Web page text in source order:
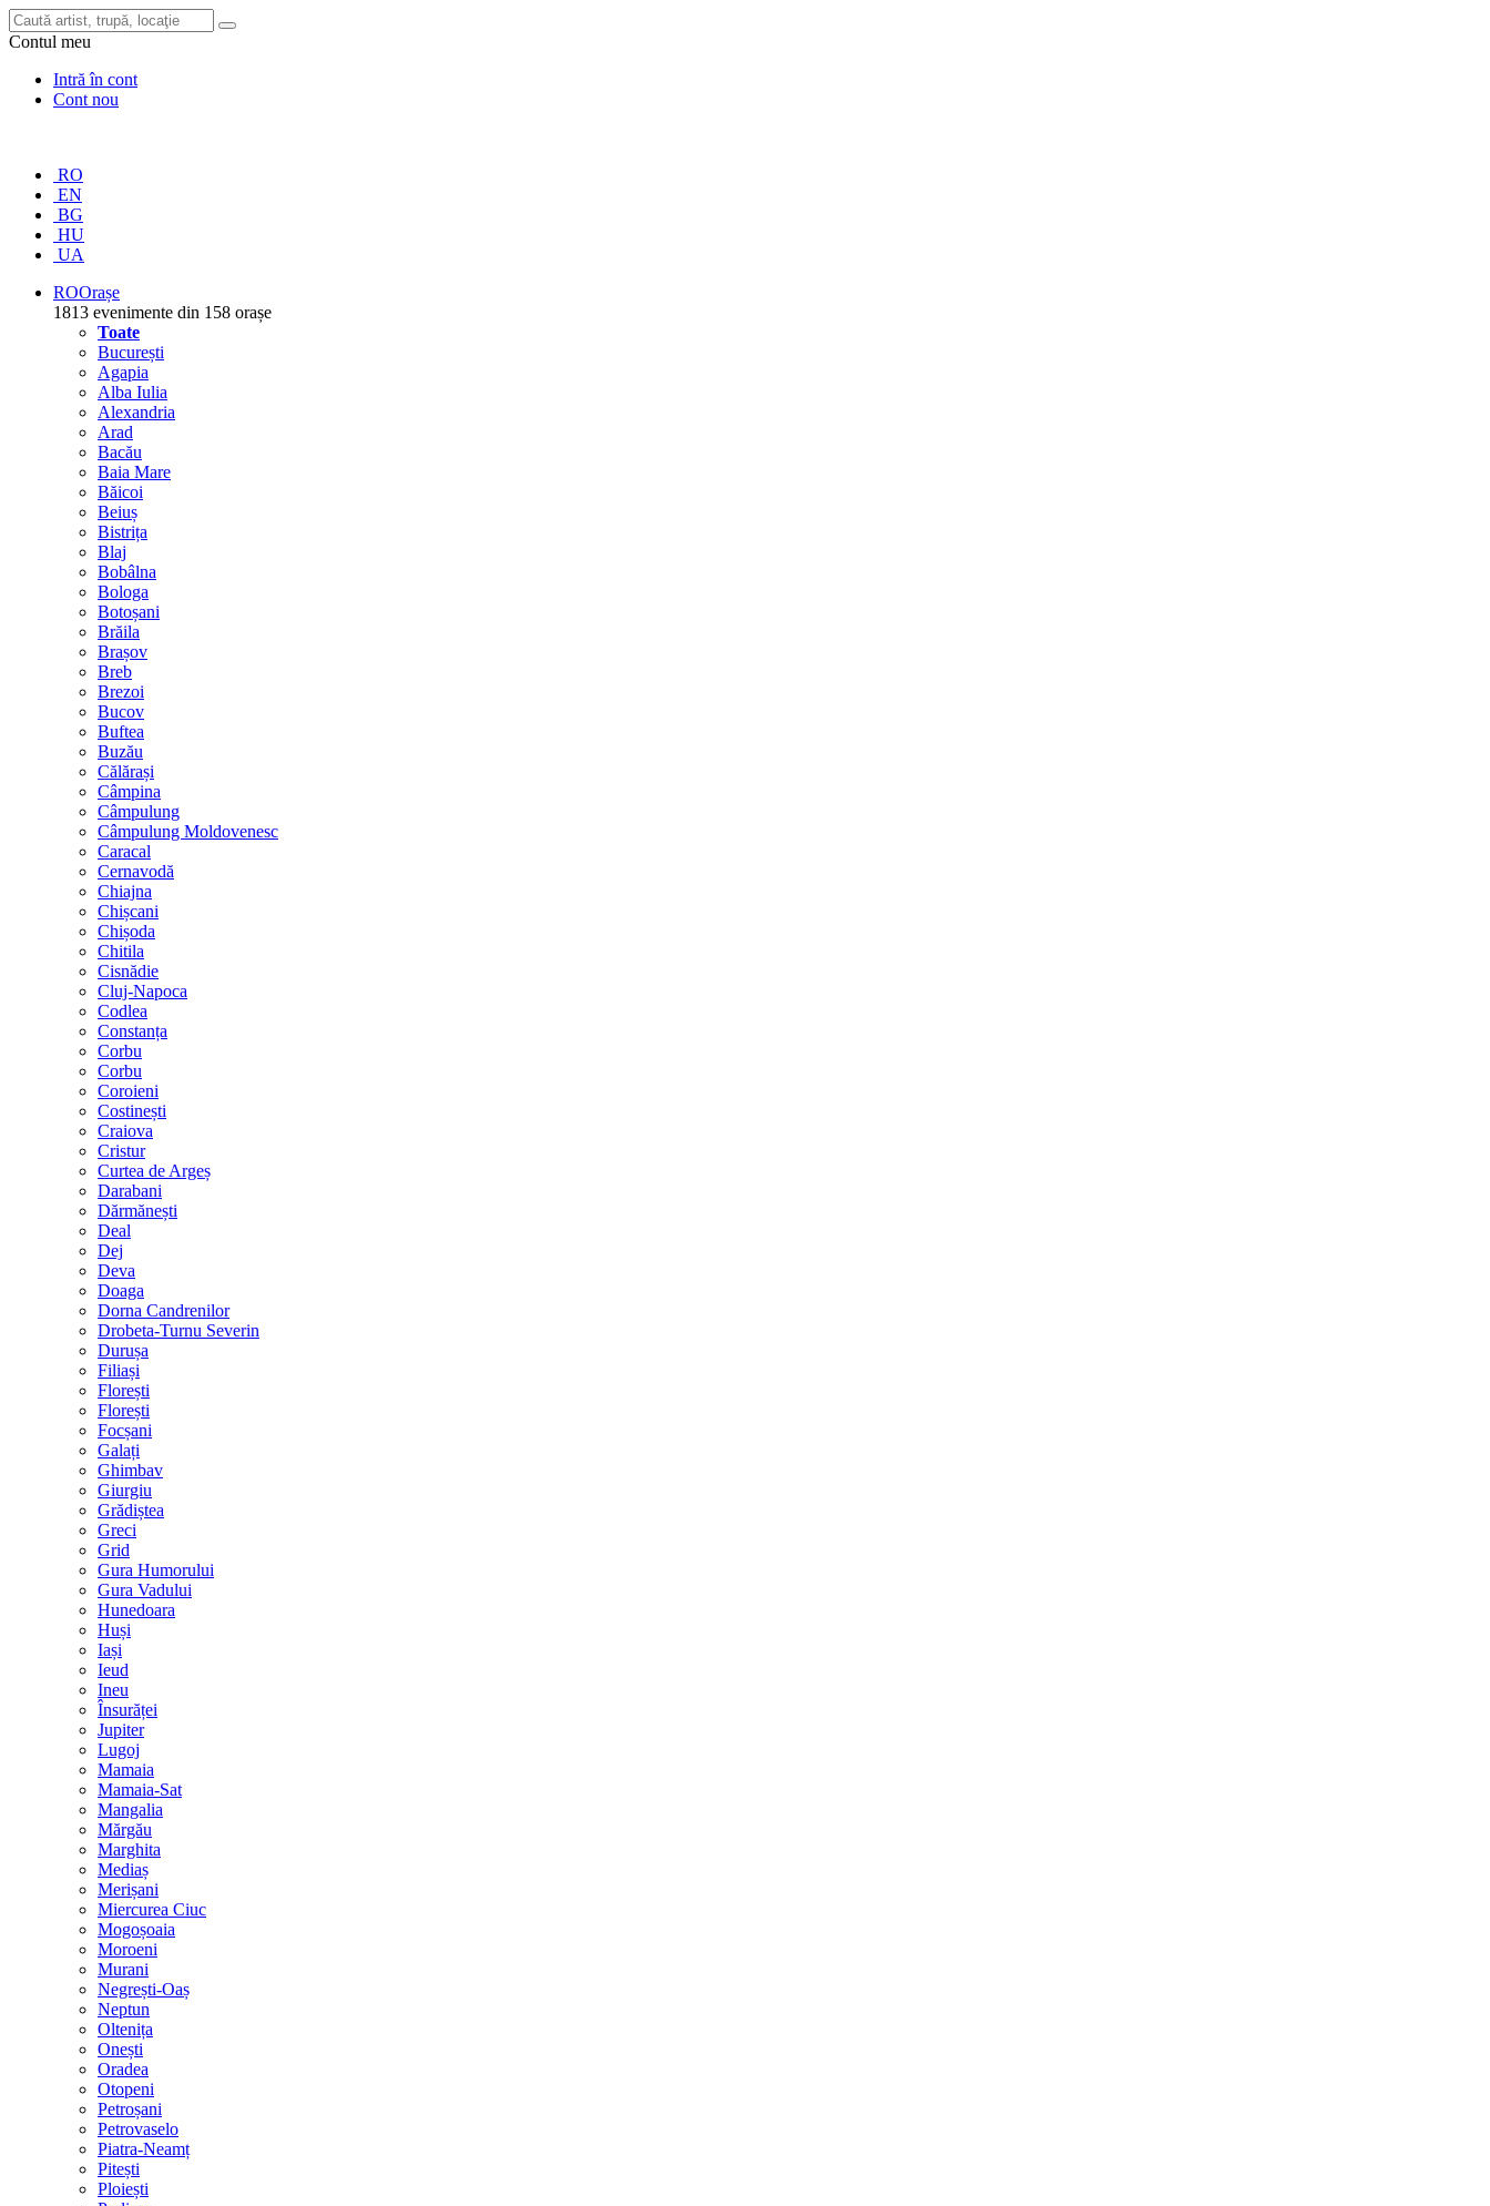
Contul meu
Intră în cont
Cont nou
RO
EN
BG
HU
UA
ROOrașe
1813 evenimente din 158 orașe
Toate
București
Agapia
Alba Iulia
Alexandria
Arad
Bacău
Baia Mare
Băicoi
Beiuș
Bistrița
Blaj
Bobâlna
Bologa
Botoșani
Brăila
Brașov
Breb
Brezoi
Bucov
Buftea
Buzău
Călărași
Câmpina
Câmpulung
Câmpulung Moldovenesc
Caracal
Cernavodă
Chiajna
Chișcani
Chișoda
Chitila
Cisnădie
Cluj-Napoca
Codlea
Constanța
Corbu
Corbu
Coroieni
Costinești
Craiova
Cristur
Curtea de Argeș
Darabani
Dărmănești
Deal
Dej
Deva
Doaga
Dorna Candrenilor
Drobeta-Turnu Severin
Durușa
Filiași
Florești
Florești
Focșani
Galați
Ghimbav
Giurgiu
Grădiștea
Greci
Grid
Gura Humorului
Gura Vadului
Hunedoara
Huși
Iași
Ieud
Ineu
Însurăței
Jupiter
Lugoj
Mamaia
Mamaia-Sat
Mangalia
Mărgău
Marghita
Mediaș
Merișani
Miercurea Ciuc
Mogoșoaia
Moroeni
Murani
Negrești-Oaș
Neptun
Oltenița
Onești
Oradea
Otopeni
Petroșani
Petrovaselo
Piatra-Neamț
Pitești
Ploiești